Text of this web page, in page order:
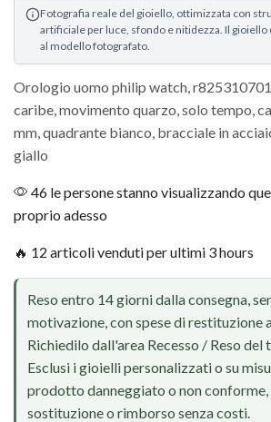
Fotografia reale del gioiello, ottimizzata con
artificiale per luce, sfondo e nitidezza. Il
al modello fotografato.
Orologio uomo philip watch,
caribe, movimento quarzo, solo tempo,
mm, quadrante bianco, bracciale in
giallo
46 le persone stanno visualizzando
proprio adesso
🔥 12 articoli venduti per ultimi 3 hours
Reso entro 14 giorni dalla consegna,
motivazione, con spese di restituzione
Richiedilo dall'area Recesso / Reso del
Esclusi i gioielli personalizzati o su
prodotto danneggiato o non conforme,
sostituzione o rimborso senza costi.